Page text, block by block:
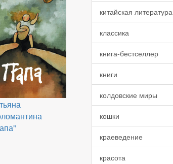
китайская литература
классика
книга-бестселлер
книги
колдовские миры
кошки
краеведение
красота